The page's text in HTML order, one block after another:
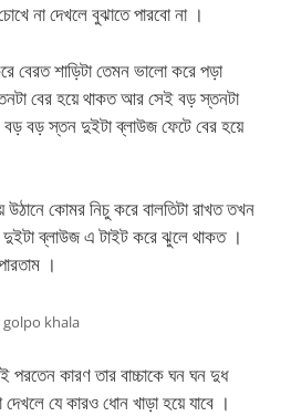
না দেখলে বুঝাতে পারবো না ।
বেরত শাড়িটা তেমন ভালো করে পড়া
বের হয়ে থাকত আর সেই বড় স্তনটা
বড় স্তন দুইটা ব্লাউজ ফেটে বের হয়ে
উঠানে কোমর নিচু করে বালতিটা রাখত তখন
ব্লাউজ এ টাইট করে ঝুলে থাকত ।
।
khala
পরতেন কারণ তার বাচ্চাকে ঘন ঘন দুধ
যে কারও ধোন খাড়া হয়ে যাবে ।